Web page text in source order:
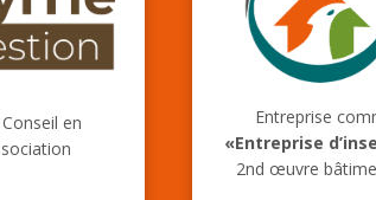
en
Entreprise
«Entreprise
2nd œuvre